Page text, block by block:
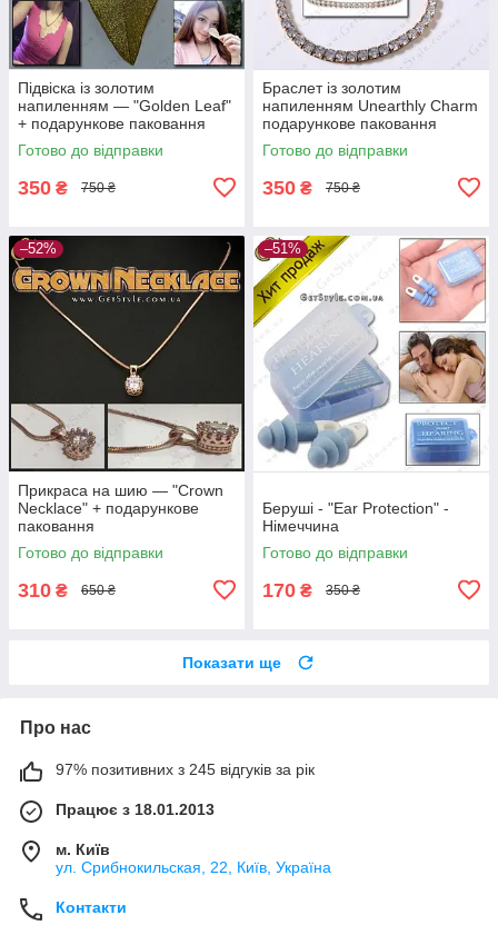
Підвіска із золотим
напиленням — "Golden Leaf"
+ подарункове паковання
Готово до відправки
350 ₴ 750 ₴
Браслет із золотим
напиленням Unearthly Charm
подарункове паковання
Готово до відправки
350 ₴ 750 ₴
–52%
Прикраса на шию — "Crown
Necklace" + подарункове
паковання
Готово до відправки
310 ₴ 650 ₴
–51%
Беруші - "Ear Protection" -
Німеччина
Готово до відправки
170 ₴ 350 ₴
Показати ще
Про нас
97% позитивних з 245 відгуків за рік
Працює з 18.01.2013
м. Київ
ул. Срибнокильская, 22, Київ, Україна
Контакти